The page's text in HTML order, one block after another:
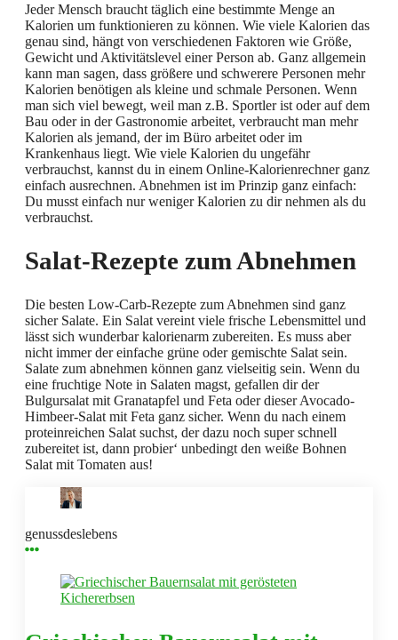
Jeder Mensch braucht täglich eine bestimmte Menge an
Kalorien um funktionieren zu können. Wie viele Kalorien das
genau sind, hängt von verschiedenen Faktoren wie Größe,
Gewicht und Aktivitätslevel einer Person ab. Ganz allgemein
kann man sagen, dass größere und schwerere Personen mehr
Kalorien benötigen als kleine und schmale Personen. Wenn
man sich viel bewegt, weil man z.B. Sportler ist oder auf dem
Bau oder in der Gastronomie arbeitet, verbraucht man mehr
Kalorien als jemand, der im Büro arbeitet oder im
Krankenhaus liegt. Wie viele Kalorien du ungefähr
verbrauchst, kannst du in einem Online-Kalorienrechner ganz
einfach ausrechnen. Abnehmen ist im Prinzip ganz einfach:
Du musst einfach nur weniger Kalorien zu dir nehmen als du
verbrauchst.
Salat-Rezepte zum Abnehmen
Die besten Low-Carb-Rezepte zum Abnehmen sind ganz
sicher Salate. Ein Salat vereint viele frische Lebensmittel und
lässt sich wunderbar kalorienarm zubereiten. Es muss aber
nicht immer der einfache grüne oder gemischte Salat sein.
Salate zum abnehmen können ganz vielseitig sein. Wenn du
eine fruchtige Note in Salaten magst, gefallen dir der
Bulgursalat mit Granatapfel und Feta oder dieser Avocado-
Himbeer-Salat mit Feta ganz sicher. Wenn du nach einem
proteinreichen Salat suchst, der dazu noch super schnell
zubereitet ist, dann probier‘ unbedingt den weiße Bohnen
Salat mit Tomaten aus!
genussdeslebens